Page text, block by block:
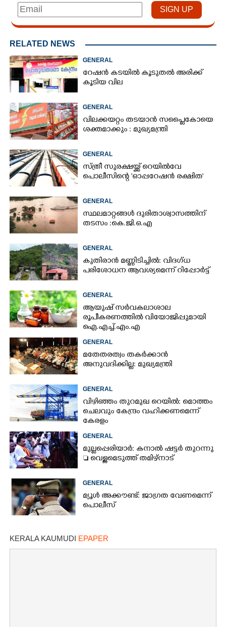
RELATED NEWS
GENERAL
റേഷൻ കടയിൽ കൂടുതൽ അരിക്ക്
കൂടിയ വില
GENERAL
വിലക്കയറ്റം തടയാൻ സപ്ലൈകോയെ
ശക്തമാക്കും : മുഖ്യമന്ത്രി
GENERAL
സ്ത്രീ സുരക്ഷയ്ക്ക് റെയിൽവേ
പൊലീസിന്റെ 'ഓപ്പറേഷൻ രക്ഷിത'
GENERAL
സ്ഥലമാറ്റങ്ങൾ ദുരിതാശ്വാസത്തിന്
തടസം :കെ.ജി.ഒ.എ
GENERAL
കുതിരാൻ മണ്ണിടിച്ചിൽ: വിദഗ്ധ
പരിശോധന ആവശ്യമെന്ന് റിപ്പോർട്ട്
GENERAL
ആയുഷ് സർവകലാശാല
രൂപീകരണത്തിൽ വിയോജിപ്പുമായി
ഐ.എച്ച്.എം.എ
GENERAL
മതേതരത്വം തകർക്കാൻ
അനുവദിക്കില്ല: മുഖ്യമന്ത്രി
GENERAL
വിഴിഞ്ഞം തുറമുഖ റെയിൽ: മൊത്തം
ചെലവും കേന്ദ്രം വഹിക്കണമെന്ന്
കേരളം
GENERAL
മുല്ലപ്പെരിയാർ: കനാൽ ഷട്ടർ തുറന്നു
 വെള്ളമെടുത്ത് തമിഴ്നാട്
GENERAL
മ്യൂൾ അക്കൗണ്ട്: ജാഗ്രത വേണമെന്ന്
പൊലീസ്
KERALA KAUMUDI EPAPER